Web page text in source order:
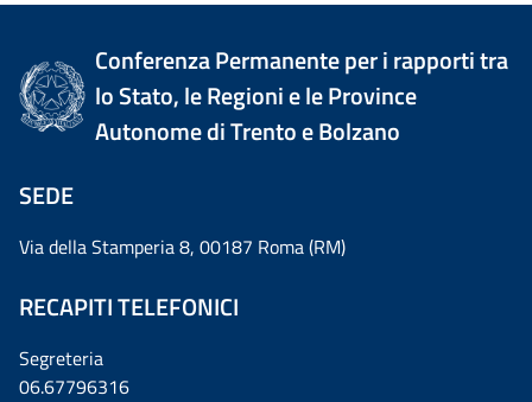
Conferenza Permanente per i rapporti tra
lo Stato, le Regioni e le Province
Autonome di Trento e Bolzano
SEDE
Via della Stamperia 8, 00187 Roma (RM)
RECAPITI TELEFONICI
Segreteria
06.67796316